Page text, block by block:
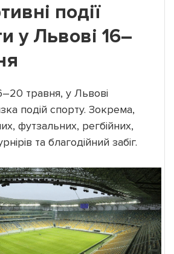
події
у Львові 16–
травня, у Львові
подій спорту. Зокрема,
футзальних, регбійних,
та благодійний забіг.